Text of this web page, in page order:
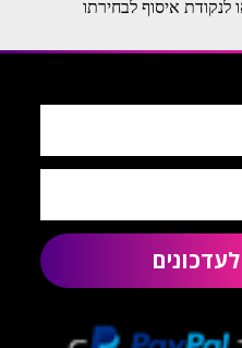
איסוף לבחירתו